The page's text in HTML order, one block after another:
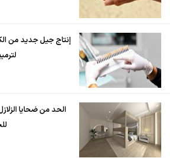
إنتاج جيل جديد من
الحد من ضحايا